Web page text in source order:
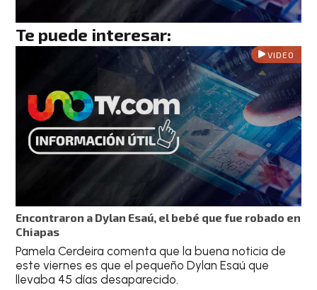
Te puede interesar:
VIDEO
Encontraron a Dylan Esaú, el bebé que fue robado en
Chiapas
Pamela Cerdeira comenta que la buena noticia de
este viernes es que el pequeño Dylan Esaú que
llevaba 45 días desaparecido.